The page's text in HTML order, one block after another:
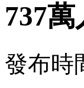
737萬
發布時